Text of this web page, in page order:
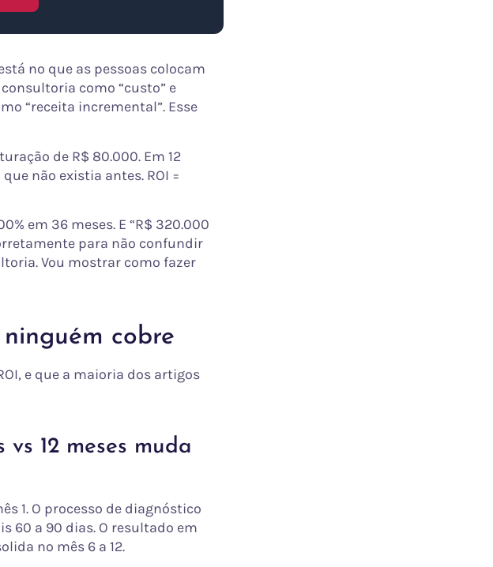
no que as pessoas colocam
como “custo” e
“receita incremental”. Esse
de R$ 80.000. Em 12
não existia antes. ROI =
em 36 meses. E “R$ 320.000
para não confundir
Vou mostrar como fazer
cobre
e que a maioria dos artigos
vs 12 meses muda
1. O processo de diagnóstico
60 a 90 dias. O resultado em
no mês 6 a 12.